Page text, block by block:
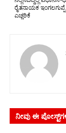
ರೈತನಾಯಕ ಇಂಗಲಗುಪ್ಪೆ
ಎಚ್ಚರಿಕೆ
ನೀವು ಈ